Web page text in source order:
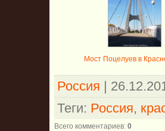
Мост Поцелуев в
Россия |
Теги: Россия,
Всего комментариев: 0